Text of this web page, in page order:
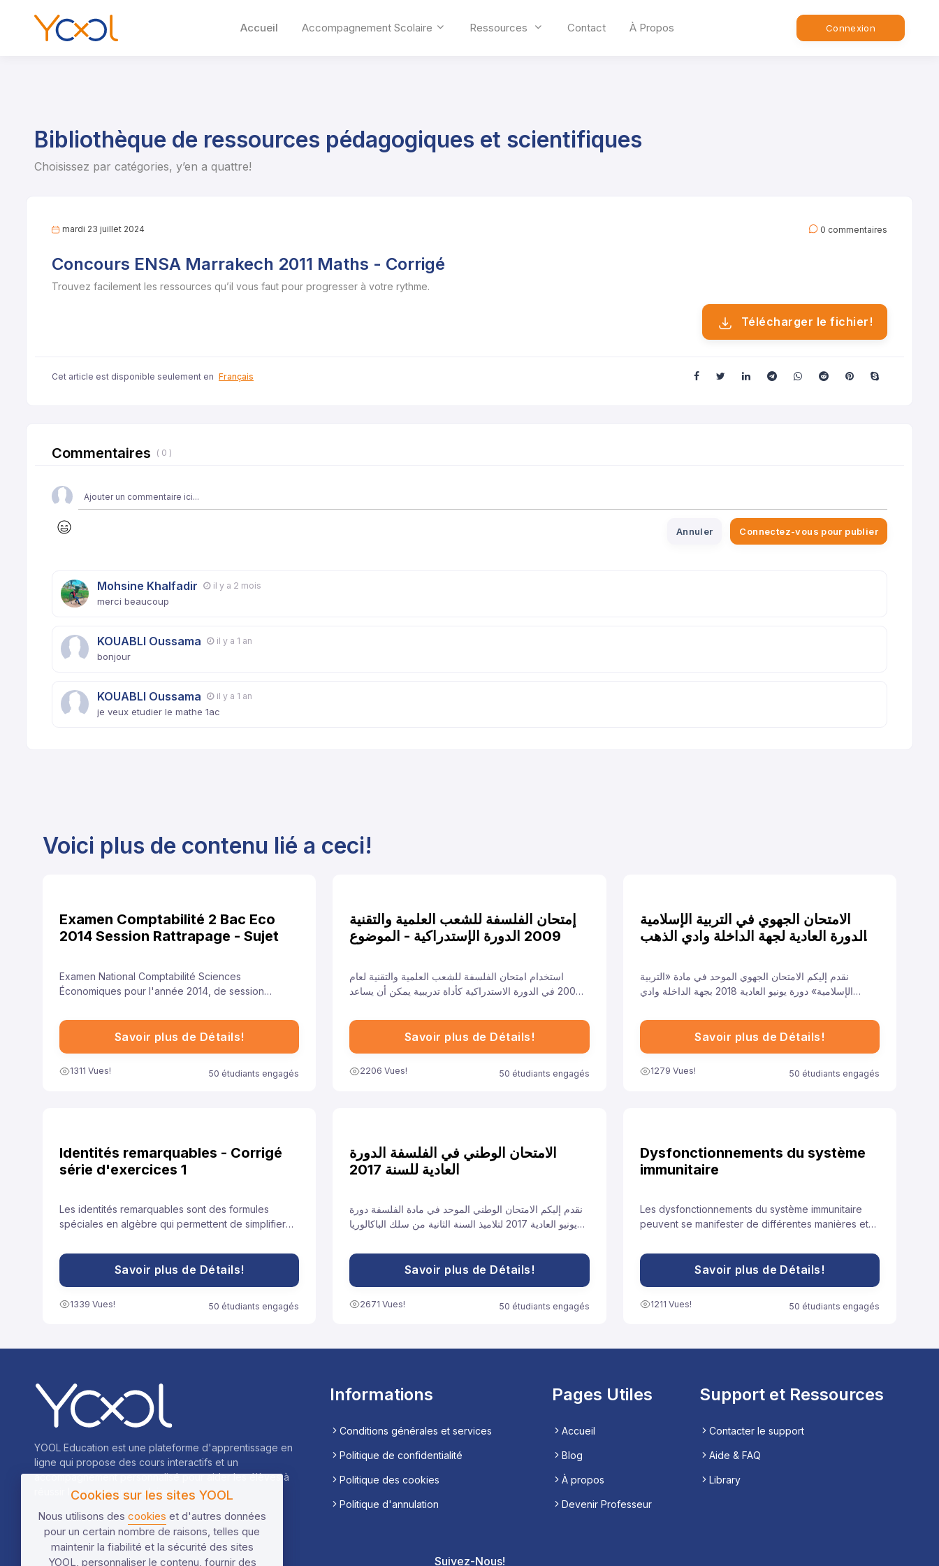
Accueil Accompagnement Scolaire Ressources Contact À Propos Connexion
Bibliothèque de ressources pédagogiques et scientifiques
Choisissez par catégories, y’en a quattre!
mardi 23 juillet 2024 0 commentaires
Concours ENSA Marrakech 2011 Maths - Corrigé
Trouvez facilement les ressources qu’il vous faut pour progresser à votre rythme.
Télécharger le fichier!
Cet article est disponible seulement en Français
Commentaires ( 0 )
Annuler Connectez-vous pour publier
Mohsine Khalfadir il y a 2 mois
merci beaucoup
KOUABLI Oussama il y a 1 an
bonjour
KOUABLI Oussama il y a 1 an
je veux etudier le mathe 1ac
Voici plus de contenu lié a ceci!
Examen Comptabilité 2 Bac Eco
2014 Session Rattrapage - Sujet
Examen National Comptabilité Sciences
Économiques pour l'année 2014, de session
pour les élèves de se familiariser avec le format de
l'examen et les types de questions attendues. Cela
leur permet de se préparer adéquatement et
Savoir plus de Détails!
1311 Vues! 50 étudiants engagés
إمتحان الفلسفة للشعب العلمية والتقنية
2009 الدورة الإستدراكية - الموضوع
استخدام امتحان الفلسفة للشعب العلمية والتقنية لعام
2009 في الدورة الاستدراكية كأداة تدريبية يمكن أن يساعد
وتحسين أدائهم في الامتحانات القادمة.
Savoir plus de Détails!
2206 Vues! 50 étudiants engagés
الامتحان الجهوي في التربية الإسلامية
الدورة العادية لجهة الداخلة وادي الذهب
نقدم إليكم الامتحان الجهوي الموحد في مادة «التربية
الإسلامية» دورة يونيو العادية 2018 بجهة الداخلة وادي
الأدبية العلمية والتقنية، ونهدف من خلال توفيرنا لهذا النموذج
إلى مساعدة تلاميذ على الاستعداد الجيد لخوض غمار
Savoir plus de Détails!
1279 Vues! 50 étudiants engagés
Identités remarquables - Corrigé
série d'exercices 1
Les identités remarquables sont des formules
spéciales en algèbre qui permettent de simplifier
souvent utilisées pour développer des expressions
ou résoudre des équations plus facilement.
Savoir plus de Détails!
1339 Vues! 50 étudiants engagés
الامتحان الوطني في الفلسفة الدورة
العادية للسنة 2017
نقدم إليكم الامتحان الوطني الموحد في مادة الفلسفة دورة
يونيو العادية 2017 لتلاميذ السنة الثانية من سلك الباكالوريا
مساعدة تلاميذ السنة الثانية باكالوريا آداب على الاستعداد
الجيد لخوض غمار الامتحانات الوطنية الموحدة.
Savoir plus de Détails!
2671 Vues! 50 étudiants engagés
Dysfonctionnements du système
immunitaire
Les dysfonctionnements du système immunitaire
peuvent se manifester de différentes manières et
Savoir plus de Détails!
1211 Vues! 50 étudiants engagés
YOOL Education est une plateforme d'apprentissage en
ligne qui propose des cours interactifs et un
accompagnement personnalisé pour aider les élèves à
réussir leur parcours scolaire.
Informations
Conditions générales et services
Politique de confidentialité
Politique des cookies
Politique d'annulation
Pages Utiles
Accueil
Blog
À propos
Devenir Professeur
Support et Ressources
Contacter le support
Aide & FAQ
Library
Suivez-Nous!
Cookies sur les sites YOOL
Nous utilisons des cookies et d'autres données
pour un certain nombre de raisons, telles que
maintenir la fiabilité et la sécurité des sites
YOOL, personnaliser le contenu, fournir des